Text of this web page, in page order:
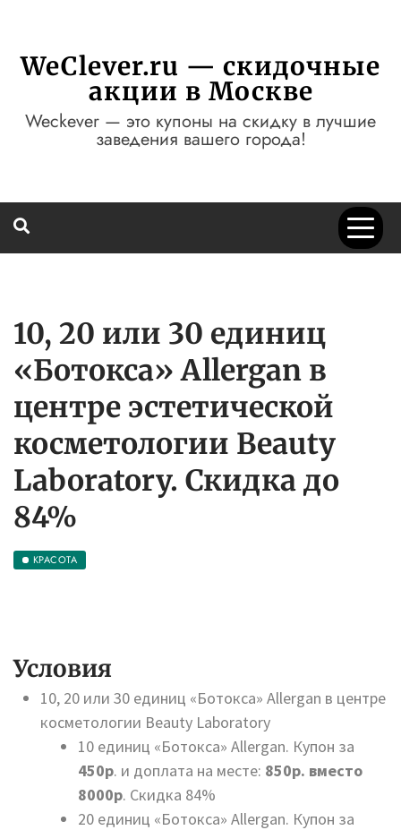
содержимому
WeClever.ru — скидочные
акции в Москве
Weckever — это купоны на скидку в лучшие
заведения вашего города!
10, 20 или 30 единиц
«Ботокса» Allergan в
центре эстетической
косметологии Beauty
Laboratory. Скидка до
84%
КРАСОТА
Условия
10, 20 или 30 единиц «Ботокса» Allergan в центре
косметологии Beauty Laboratory
10 единиц «Ботокса» Allergan. Купон за
450р. и доплата на месте: 850р. вместо
8000р. Скидка 84%
20 единиц «Ботокса» Allergan. Купон за